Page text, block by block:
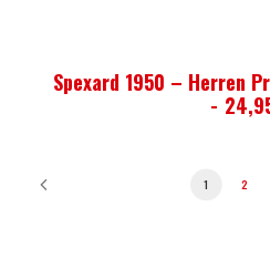
Spexard 1950 – Herren
1 2